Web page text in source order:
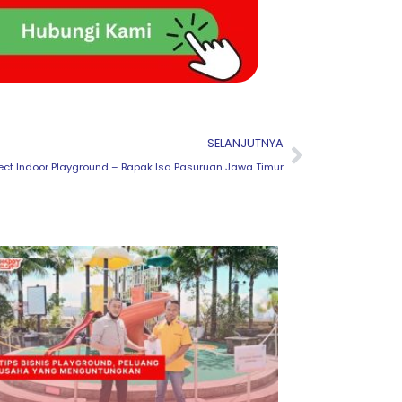
SELANJUTNYA
Indoor Playground – Bapak Isa Pasuruan Jawa Timur
Next